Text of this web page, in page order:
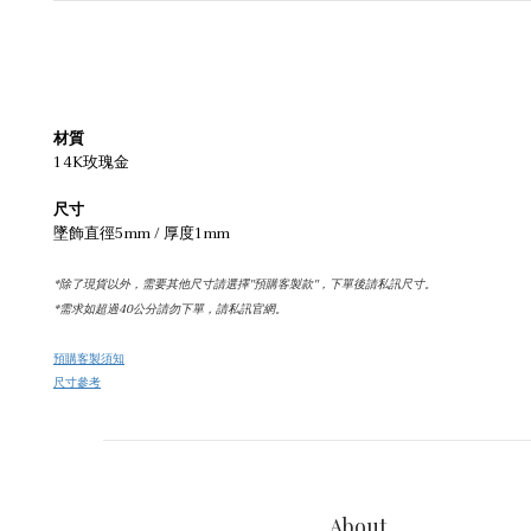
材質
14K玫瑰金
尺寸
墜飾直徑5mm / 厚度1mm
*除了現貨以外，需要其他尺寸請選擇''預購客製款''，下單後請私訊尺寸。
*需求如超過40公分請勿下單，請私訊官網。
預購客製須知
尺寸參考